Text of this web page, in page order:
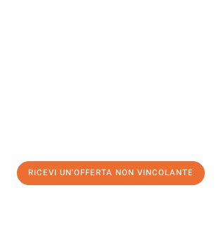
RICEVI UN'OFFERTA NON VINCOLANTE